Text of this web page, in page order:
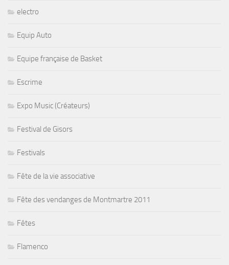
electro
Equip Auto
Equipe française de Basket
Escrime
Expo Music (Créateurs)
Festival de Gisors
Festivals
Fête de la vie associative
Fête des vendanges de Montmartre 2011
Fêtes
Flamenco